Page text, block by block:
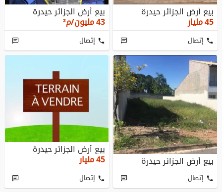
بيع أرض الجزائر حيدرة
45مليار
إتصال
بيع أرض الجزائر حيدرة
43مليون/م²
إتصال
بيع أرض الجزائر حيدرة
إتصال
بيع أرض الجزائر حيدرة
45مليار
إتصال